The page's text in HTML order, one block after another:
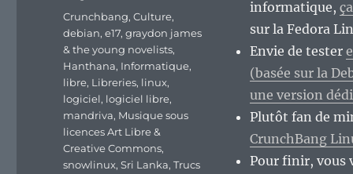
informatique,
sur la Fedora
Envie de tester
(basée sur la
une version
Plutôt fan de
CrunchBang
Pour finir, vous
Étiquettes
Crunchbang,Culture,
debian,e17,graydon james
& the young novelists,
Hanthana, Informatique,
libre, Libreries, linux,
logiciel, logiciel libre,
mandriva, Musique sous
licences Art Libre &
Creative Commons,
snowlinux,Sri Lanka,Trucs